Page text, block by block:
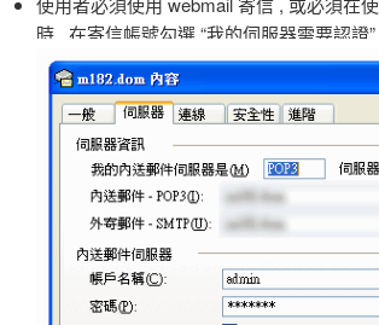
時 , 在寄信帳號勾選 “我的伺服器需要認證”